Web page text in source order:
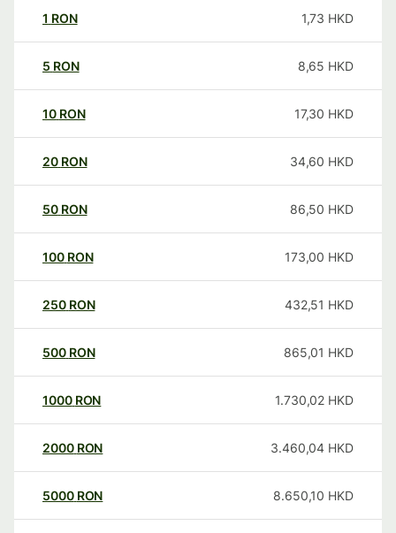
1 RON 1,73 HKD
5 RON 8,65 HKD
10 RON 17,30 HKD
20 RON 34,60 HKD
50 RON 86,50 HKD
100 RON 173,00 HKD
250 RON 432,51 HKD
500 RON 865,01 HKD
1000 RON 1.730,02 HKD
2000 RON 3.460,04 HKD
5000 RON 8.650,10 HKD